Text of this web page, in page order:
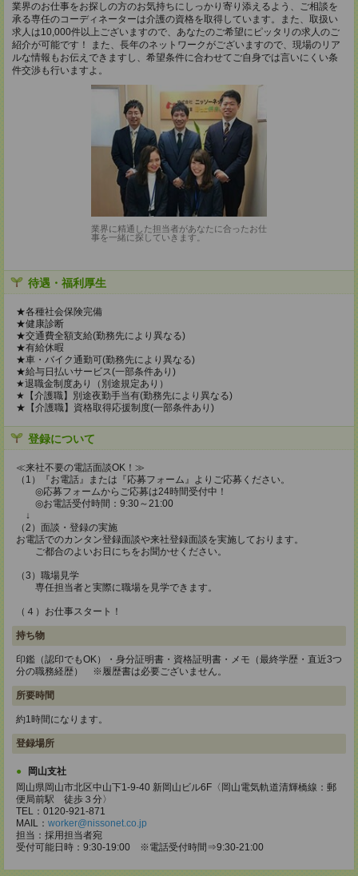
業界のお仕事をお探しの方のお気持ちにしっかり寄り添えるよう、ご相談を
承る専任のコーディネーターは介護の資格を取得しています。また、取扱い
求人は10,000件以上ございますので、あなたのご希望にピッタリの求人のご
紹介が可能です！ また、長年のネットワークがございますので、現場のリア
ルな情報もお伝えできますし、希望条件に合わせてご自身では言いにくい条
件交渉も行いますよ。
業界に精通した担当者があなたに合ったお仕
事を一緒に探していきます。
待遇・福利厚生
★各種社会保険完備
★健康診断
★交通費全額支給(勤務先により異なる)
★有給休暇
★車・バイク通勤可(勤務先により異なる)
★給与日払いサービス(一部条件あり)
★退職金制度あり（別途規定あり）
★【介護職】別途夜勤手当有(勤務先により異なる)
★【介護職】資格取得応援制度(一部条件あり)
登録について
≪来社不要の電話面談OK！≫
（1）『お電話』または『応募フォーム』よりご応募ください。
◎応募フォームからご応募は24時間受付中！
◎お電話受付時間：9:30～21:00
↓
（2）面談・登録の実施
お電話でのカンタン登録面談や来社登録面談を実施しております。
ご都合のよいお日にちをお聞かせください。
（3）職場見学
専任担当者と実際に職場を見学できます。
（４）お仕事スタート！
持ち物
印鑑（認印でもOK）・身分証明書・資格証明書・メモ（最終学歴・直近3つ
分の職務経歴） ※履歴書は必要ございません。
所要時間
約1時間になります。
登録場所
岡山支社
岡山県岡山市北区中山下1-9-40 新岡山ビル6F〈岡山電気軌道清輝橋線：郵
便局前駅 徒歩３分〉
TEL：0120-921-871
MAIL： worker@nissonet.co.jp
担当：採用担当者宛
受付可能日時：9:30-19:00 ※電話受付時間⇒9:30-21:00